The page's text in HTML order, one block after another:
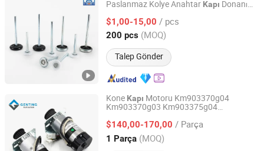
Paslanmaz Kolye Anahtar Kapı Donanım
$1,00-15,00 / pcs
200 pcs (MOQ)
Talep Gönder
Hefei Wang Qin Spring Co., Ltd.
Anhui, China Fiyat 2020
Kone Kapı Motoru Km903370g04
Km903370g03 Km903375g04
$140,00-170,00 / Parça
1 Parça (MOQ)
Genting Elevator Inc.
Shaanxi, China Fiyat 2025